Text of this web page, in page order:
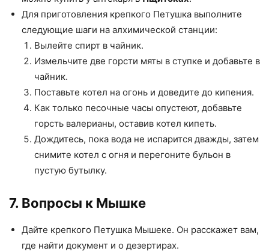
Для приготовления крепкого Петушка выполните
следующие шаги на алхимической станции:
Вылейте спирт в чайник.
Измельчите две горсти мяты в ступке и добавьте в
чайник.
Поставьте котел на огонь и доведите до кипения.
Как только песочные часы опустеют, добавьте
горсть валерианы, оставив котел кипеть.
Дождитесь, пока вода не испарится дважды, затем
снимите котел с огня и перегоните бульон в
пустую бутылку.
7. Вопросы к Мышке
Дайте крепкого Петушка Мышеке. Он расскажет вам,
где найти документ и о дезертирах.